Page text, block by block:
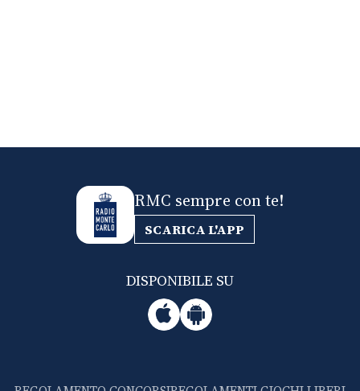
RMC sempre con te!
SCARICA L'APP
DISPONIBILE SU